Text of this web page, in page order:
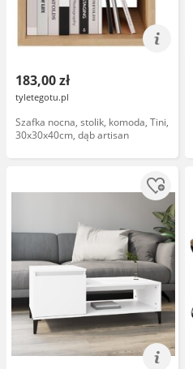
183,00 zł
tyletegotu.pl
Szafka nocna, stolik, komoda, Tini,
30x30x40cm, dąb artisan